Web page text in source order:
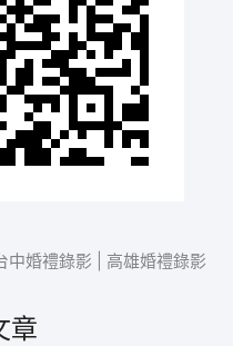
中婚禮錄影 | 高雄婚禮錄影
章